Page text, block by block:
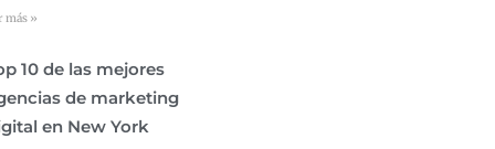
más »
10 de las mejores
de marketing
en New York